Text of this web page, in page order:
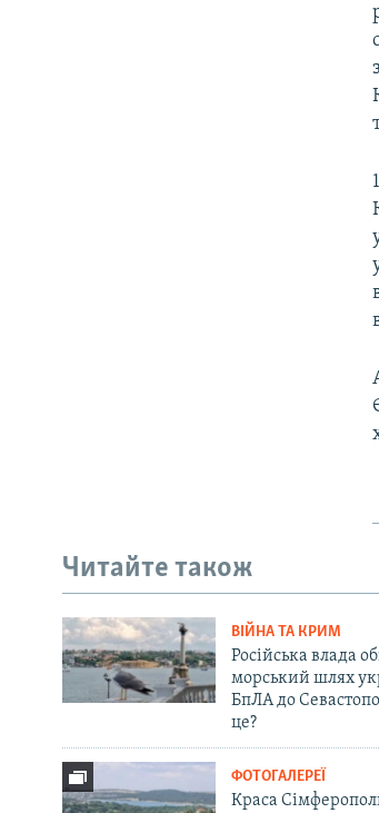
Читайте також
ВІЙНА ТА КРИМ
Російська влада
морський шлях
БпЛА до
це?
ФОТОГАЛЕРЕЇ
Краса